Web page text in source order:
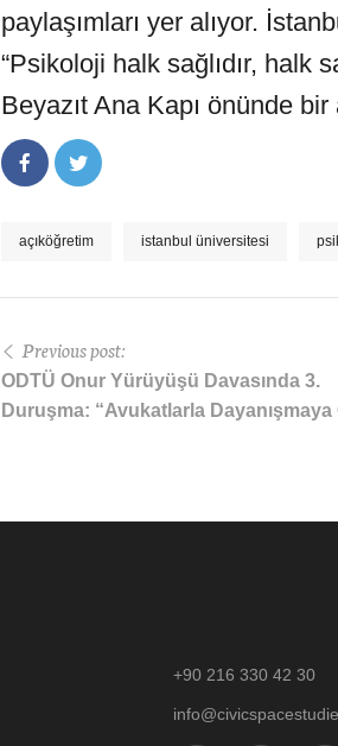
paylaşımları yer alıyor.
“Psikoloji halk sağlıdır, halk
Beyazıt Ana Kapı önünde
açıköğretim istanbul üniversitesi
Previous post:
ODTÜ Onur Yürüyüşü Davasında 3.
Duruşma: “Avukatlarla Dayanışmaya
+90 216 330 42 30